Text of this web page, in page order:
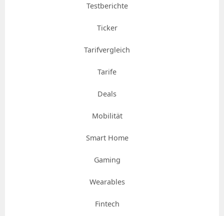
Testberichte
Ticker
Tarifvergleich
Tarife
Deals
Mobilität
Smart Home
Gaming
Wearables
Fintech